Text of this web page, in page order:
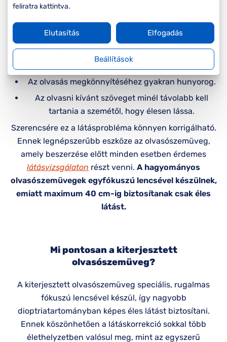
Az apró betűk elmosódnak és nehezen olvashatóak
– ez jelentősen megnehezítheti az olvasást, a
számítógép- és telefonhasználatot.
Jegyzetelés vagy rajzolás közben kevésbé élesek a
vonalak.
Az olvasás megkönnyítéséhez gyakran hunyorog.
Az olvasni kívánt szöveget minél távolabb kell
tartania a szemétől, hogy élesen lássa.
Szerencsére ez a látásprobléma könnyen korrigálható.
Ennek legnépszerűbb eszköze az olvasószemüveg,
amely beszerzése előtt minden esetben érdemes
látásvizsgálaton részt venni. A hagyományos
olvasószemüvegek egyfókuszú lencsével készülnek,
emiatt maximum 40 cm-ig biztosítanak csak éles
látást.
Mi pontosan a kiterjesztett
olvasószemüveg?
A kiterjesztett olvasószemüveg speciális, rugalmas
fókuszú lencsével készül, így nagyobb
dioptriatartományban képes éles látást biztosítani.
Ennek köszönhetően a látáskorrekció sokkal több
élethelyzetben valósul meg, mint az egyszerű
feliratra kattintva.
Beállítások
Elutasítás Elfogadás